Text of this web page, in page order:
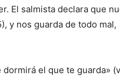
El salmista declara que
y nos guarda de todo mal,
el que te guarda»